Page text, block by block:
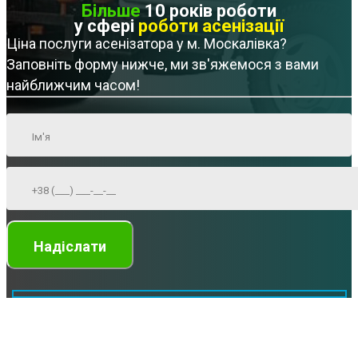
Більше10 років роботи
у сфері роботи асенізації
Ціна послуги асенізатора у м. Москалівка?
Заповніть форму нижче, ми зв'яжемося з вами
найближчим часом!